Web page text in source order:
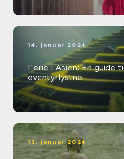
14. januar 2024
Ferie i Asien: En guide
eventyrlystne
13. januar 2024